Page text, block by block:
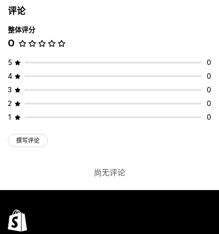
评论
整体评分
0
5
0
4
0
3
0
2
0
1
0
撰写评论
尚无评论